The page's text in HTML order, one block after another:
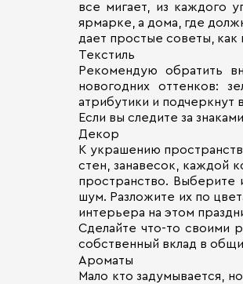
все мигает, из каждого
ярмарке, а дома, где
дает простые советы, как
Текстиль
Рекомендую обратить
новогодних оттенков:
атрибутики и подчеркнут
Если вы следите за
Декор
К украшению
стен, занавесок, каждой
пространство. Выберите
шум. Разложите их по
интерьера на этом
Сделайте что-то своими
собственный вклад в
Ароматы
Мало кто задумывается,